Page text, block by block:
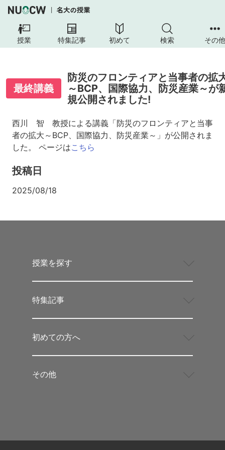
授業 特集記事 初めて 検索 その他
最終講義
防災のフロンティアと当事者の拡
～BCP、国際協力、防災産業～が
規公開されました!
西川 智 教授による講義「防災のフロンティアと当事
者の拡大～BCP、国際協力、防災産業～」が公開されま
した。 ページはこちら
投稿日
2025/08/18
授業を探す
特集記事
初めての方へ
その他